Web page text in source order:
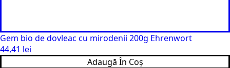
Gem bio de dovleac cu mirodenii 200g Ehrenwort
44,41 lei
Adaugă În Coș